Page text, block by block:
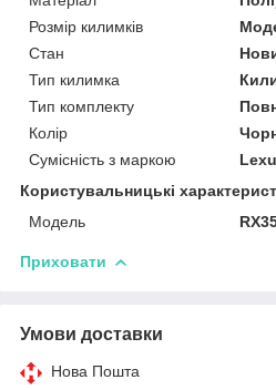
Розмір килимків
Стан
Тип килимка
Тип комплекту
Колір
Сумісність з маркою
Користувальницькі
Модель
Приховати
Умови доставки
Нова Пошта